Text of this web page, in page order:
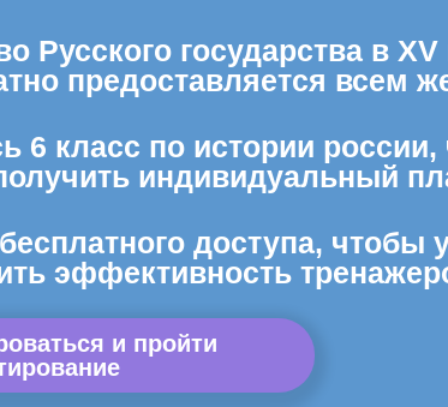
Русского государства в
предоставляется всем
6 класс по истории
индивидуальный
доступа, чтобы
эффективность
и пройти